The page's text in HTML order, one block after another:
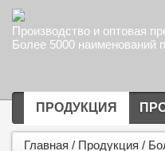
Производство и оптовая
Более 5000 наименований
ПРОДУКЦИЯ
Главная / Продукция /